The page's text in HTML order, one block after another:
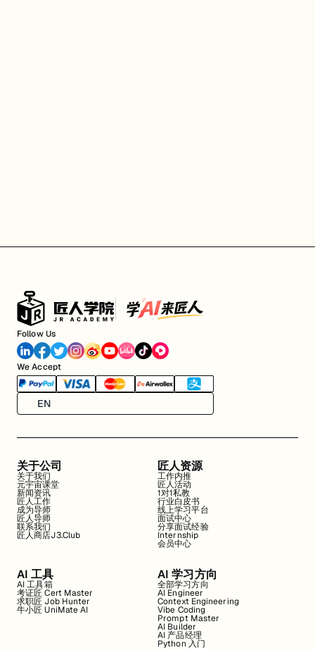
Follow Us
We Accept
EN
关于公司
关于我们
元宇宙课堂
新闻资讯
匠人工作
成为导师
匠人导师
联系我们
匠人商店J3.Club
匠人资源
工作内推
匠人活动
1对1私教
行业白皮书
线上学习平台
面试中心
分享面试经验
Internship
会员中心
AI 工具
AI 工具箱
考证匠 Cert Master
求职匠 Job Hunter
牛小匠 UniMate AI
AI 学习方向
全部学习方向
AI Engineer
Context Engineering
Vibe Coding
Prompt Master
AI Builder
AI 产品经理
Python 入门